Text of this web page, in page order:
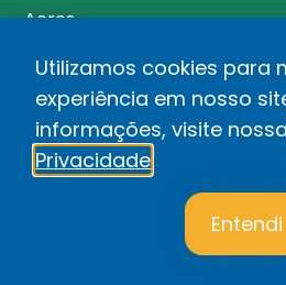
Acres
Relatório de
Política de
Desenvolvido por
Utilizamos cookies para
experiência em nosso
informações, visite nossa
Privacidade
Entendi